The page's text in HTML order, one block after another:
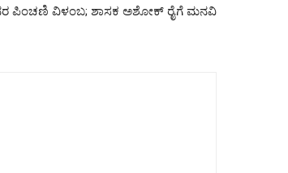
ಪಿಂಚಣಿ ವಿಳಂಬ; ಶಾಸಕ ಅಶೋಕ್ ರೈಗೆ ಮನವಿ